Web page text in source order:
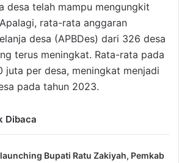
desa telah mampu mengungkit
rata-rata anggaran
desa (APBDes) dari 326 desa
terus meningkat. Rata-rata pada
juta per desa, meningkat menjadi
pada tahun 2023.
Dibaca
Bupati Ratu Zakiyah, Pemkab